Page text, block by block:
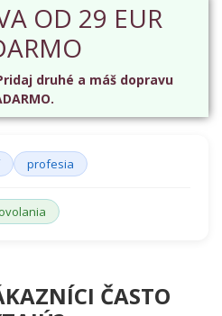
OD 29 EUR
druhé a máš dopravu
profesia
ČASTO